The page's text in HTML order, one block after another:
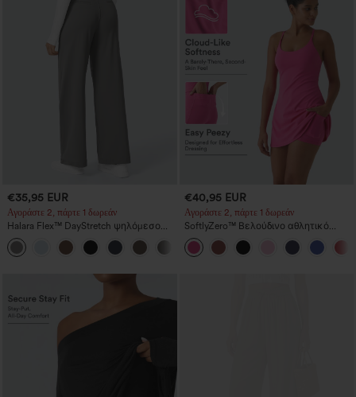
€35,95 EUR
Αγοράστε 2, πάρτε 1 δωρεάν
Halara Flex™ DayStretch ψηλόμεσο
παντελόνι εργασίας με ίσια γραμμή
και τσέπες
+23
€40,95 EUR
Αγοράστε 2, πάρτε 1 δωρεάν
SoftlyZero™ Βελούδινο αθλητικό
φόρεμα χωρίς πλάτη — Έκδοση Easy
Peezy